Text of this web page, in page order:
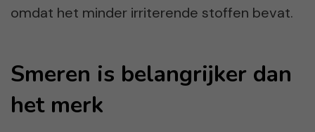
omdat het minder irriterende stoffen bevat.
Smeren is belangrijker dan
het merk